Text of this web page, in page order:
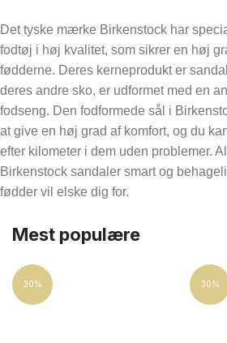
Kategori
Loafers
Sandaler
Støvler
Størrelse
36
40
Pris
650
Det tyske mærke Birkenstock har
fodtøj i høj kvalitet, som sikrer en høj
fødderne. Deres kerneprodukt er
deres andre sko, er udformet med en
fodseng. Den fodformede sål i
at give en høj grad af komfort, og du
efter kilometer i dem uden problemer.
Birkenstock sandaler smart og
fødder vil elske dig for.
Mest populære
30% 30%